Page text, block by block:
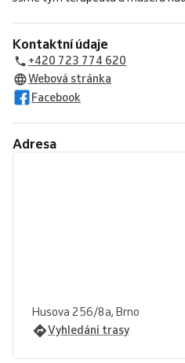
Kontaktní údaje
+420 723 774 620
Webová stránka
Facebook
Adresa
Husova 256/8a, Brno
Vyhledání trasy